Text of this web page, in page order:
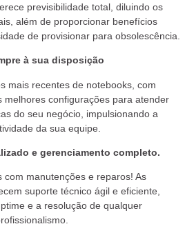
previsibilidade total, diluindo os
além de proporcionar benefícios
de provisionar para obsolescência.
à sua disposição
mais recentes de notebooks, com
melhores configurações para atender
do seu negócio, impulsionando a
da sua equipe.
e gerenciamento completo.
com manutenções e reparos! As
suporte técnico ágil e eficiente,
e a resolução de qualquer